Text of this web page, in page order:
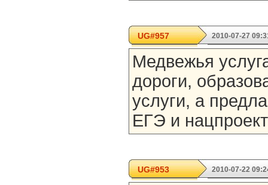
UG#957 2010-07-27
Медвежья
дороги,
услуги, а
ЕГЭ и
UG#953 2010-07-22